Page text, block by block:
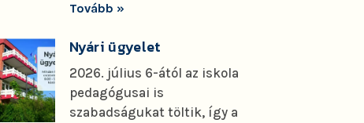
Tovább »
Nyári ügyelet
2026. július 6-ától az iskola
pedagógusai is
szabadságukat töltik, így a